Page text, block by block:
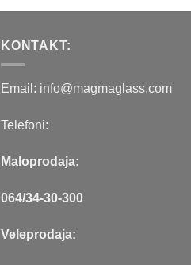
bila:
177.00 рсд.
KONTAKT:
Email: info@magmaglass.com
Telefoni:
Maloprodaja:
064/34-30-300
Veleprodaja: